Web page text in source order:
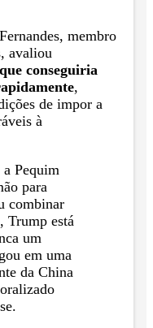
membro
avaliou
conseguiria
,
de impor a
à
Pequim
para
combinar
Trump está
um
em uma
da China